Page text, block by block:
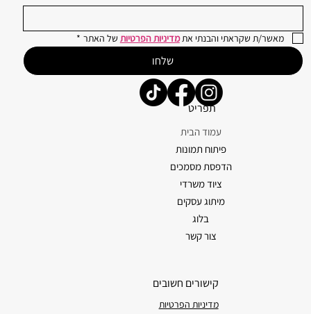
מאשר/ת שקראתי והבנתי את מדיניות הפרטיות של האתר *
שלחו
תפריט
עמוד הבית
פיתוח תמונות
הדפסת מסמכים
ציוד משרדי
מיתוג עסקים
בלוג
צור קשר
קישורים חשובים
מדיניות הפרטיות